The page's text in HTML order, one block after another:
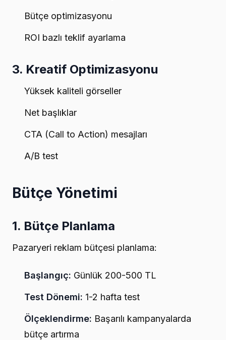
Bütçe optimizasyonu
ROI bazlı teklif ayarlama
3. Kreatif Optimizasyonu
Yüksek kaliteli görseller
Net başlıklar
CTA (Call to Action) mesajları
A/B test
Bütçe Yönetimi
1. Bütçe Planlama
Pazaryeri reklam bütçesi planlama:
Başlangıç: Günlük 200-500 TL
Test Dönemi: 1-2 hafta test
Ölçeklendirme: Başarılı kampanyalarda
bütçe artırma